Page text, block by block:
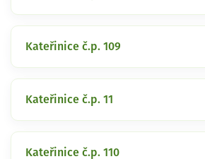
Kateřinice č.p. 109
Kateřinice č.p. 11
Kateřinice č.p. 110